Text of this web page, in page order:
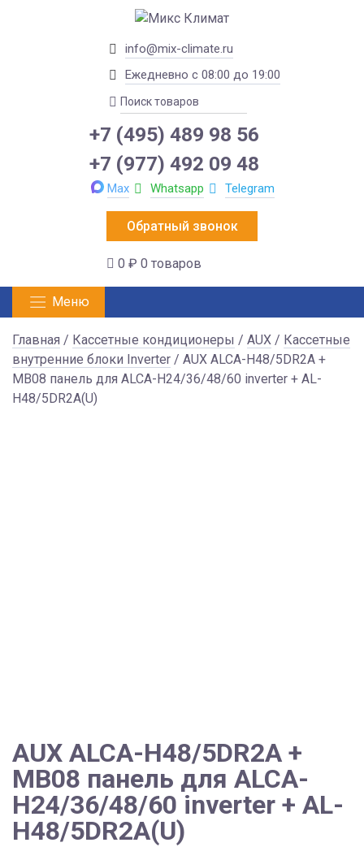
info@mix-climate.ru
Ежедневно с 08:00 до 19:00
+7 (495) 489 98 56
+7 (977) 492 09 48
Max Whatsapp Telegram
Обратный звонок
0 ₽ 0 товаров
Меню
Главная / Кассетные кондиционеры / AUX / Кассетные
внутренние блоки Inverter / AUX ALCA-H48/5DR2A +
MB08 панель для ALCA-H24/36/48/60 inverter + AL-
H48/5DR2A(U)
AUX ALCA-H48/5DR2A +
MB08 панель для ALCA-
H24/36/48/60 inverter + AL-
H48/5DR2A(U)